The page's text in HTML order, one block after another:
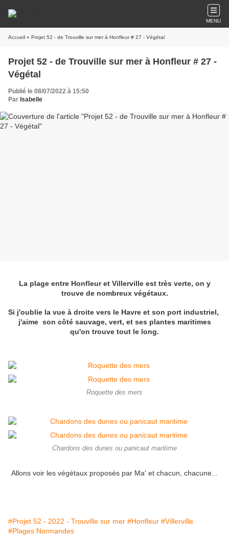
MENU
Accueil » Projet 52 - de Trouville sur mer à Honfleur # 27 - Végétal
Projet 52 - de Trouville sur mer à Honfleur # 27 -
Végétal
Publié le 08/07/2022 à 15:50
Par Isabelle
La plage entre Honfleur et Villerville est très verte, on y
trouve de nombreux végétaux.
Si j'oublie la vue à droite vers le Havre et son port industriel,
j'aime son côté sauvage, vert, et ses plantes maritimes
qu'on trouve tout le long.
Roquette des mers
Chardons des dunes ou panicaut maritime
Allons voir les végétaux proposés par Ma' et chacun, chacune...
#Projet 52 - 2022 - Trouville sur mer #Honfleur #Villerville
#Plages Normandes